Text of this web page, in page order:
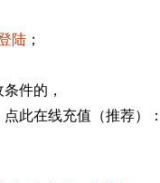
陆 ；
件的，
点此在线充值（推荐）：